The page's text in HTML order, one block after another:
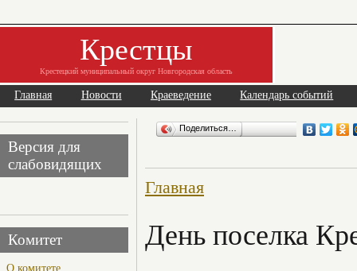
Крестцы
Крестецкий муниципальный округ Новгородская область
Главная Новости Краеведение Календарь событий
Версия для
слабовидящих
Комитет
О комитете
Поделиться…
Главная
День поселка